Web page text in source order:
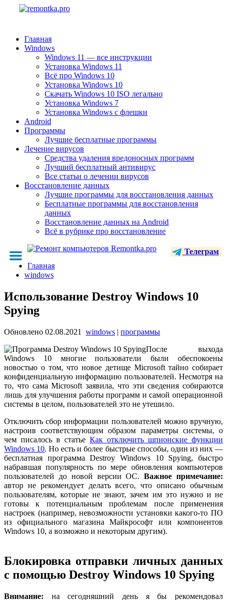
Главная
Windows
Windows 11 — все инструкции
Установка Windows 11
Всё про Windows 10
Установка Windows 10
Скачать Windows 10 ISO легально
Установка Windows 7
Установка Windows с флешки
Android
Программы
Лучшие бесплатные программы
Лечение вирусов
Средства удаления вредоносных программ
Лучший бесплатный антивирус
Все статьи о лечении вирусов
Восстановление данных
Лучшие программы для восстановления данных
Бесплатные программы для восстановления
данных
Восстановление данных на Android
Всё в рубрике про восстановление
Телеграм
Главная
windows
Использование Destroy Windows 10
Spying
Обновлено 02.08.2021 windows | программы
После выхода
Windows 10 многие пользователи были обеспокоены
новостью о том, что новое детище Microsoft тайно собирает
конфиденциальную информацию пользователей. Несмотря на
то, что сама Microsoft заявила, что эти сведения собираются
лишь для улучшения работы программ и самой операционной
системы в целом, пользователей это не утешило.
Отключить сбор информации пользователей можно вручную,
настроив соответствующим образом параметры системы, о
чем писалось в статье Как отключить шпионские функции
Windows 10. Но есть и более быстрые способы, один из них —
бесплатная программа Destroy Windows 10 Spying, быстро
набравшая популярность по мере обновления компьютеров
пользователей до новой версии ОС.Важное примечание:
автор не рекомендует делать всего, что описано обычным
пользователям, которые не знают, зачем им это нужно и не
готовы к потенциальным проблемам после применения
настроек (например, невозможности установки какого-то ПО
из официального магазина Майкрософт или компонентов
Windows 10, а возможно и некоторым другим).
Блокировка отправки личных данных
с помощью Destroy Windows 10 Spying
Внимание: на сегодняшний день я бы рекомендовал